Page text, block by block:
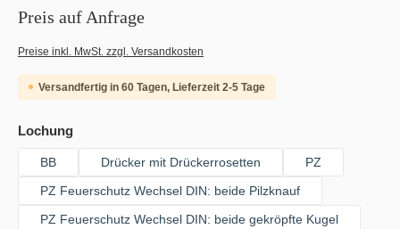
Preis auf Anfrage
Preise inkl. MwSt. zzgl. Versandkosten
Versandfertig in 60 Tagen, Lieferzeit 2-5 Tage
Lochungauswählen
BB Drücker mit Drückerrosetten
PZ
PZ Feuerschutz Wechsel DIN: beide Pilzknauf
PZ Feuerschutz Wechsel DIN: beide gekröpfte Kugel